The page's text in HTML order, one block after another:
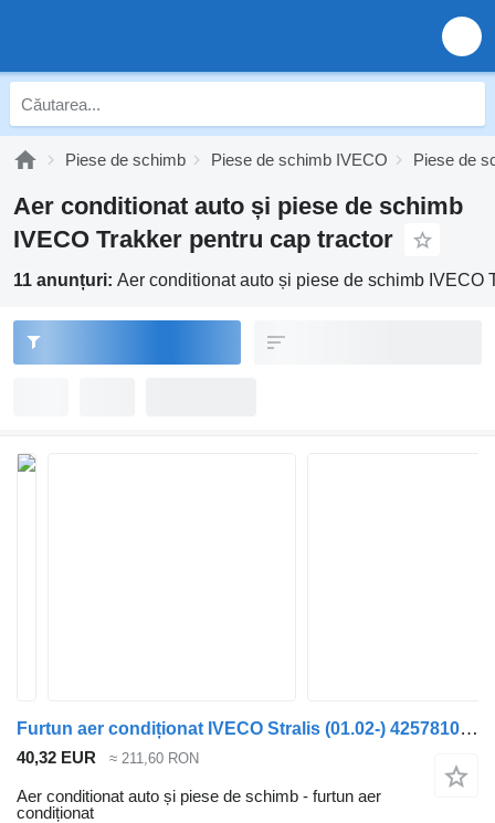
Piese de schimb Piese de schimb IVECO Piese de
Aer conditionat auto și piese de schimb
IVECO Trakker pentru cap tractor
11 anunțuri: Aer conditionat auto și piese de schimb IVECO
Furtun aer condiționat IVECO Stralis (01.02-) 42578109 pentru cap tractor IVECO Stralis, Trakker (2002-)
40,32 EUR ≈ 211,60 RON
Aer conditionat auto și piese de schimb - furtun aer
condiționat